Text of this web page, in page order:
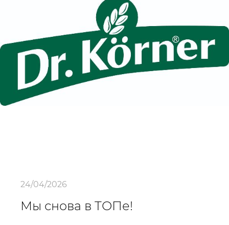
24/04/2026
Мы снова в ТОПе!